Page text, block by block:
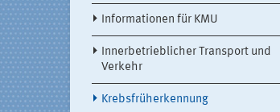
Informationen für KMU
Innerbetrieblicher Transport und
Verkehr
Krebsfrüherkennung